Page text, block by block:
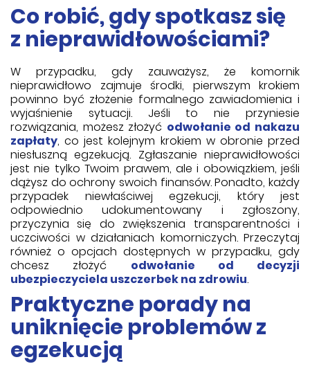
Co robić, gdy spotkasz się
z nieprawidłowościami?
W przypadku, gdy zauważysz, że komornik
nieprawidłowo zajmuje środki, pierwszym krokiem
powinno być złożenie formalnego zawiadomienia i
wyjaśnienie sytuacji. Jeśli to nie przyniesie
rozwiązania, możesz złożyć odwołanie od nakazu
zapłaty, co jest kolejnym krokiem w obronie przed
niesłuszną egzekucją. Zgłaszanie nieprawidłowości
jest nie tylko Twoim prawem, ale i obowiązkiem, jeśli
dążysz do ochrony swoich finansów. Ponadto, każdy
przypadek niewłaściwej egzekucji, który jest
odpowiednio udokumentowany i zgłoszony,
przyczynia się do zwiększenia transparentności i
uczciwości w działaniach komorniczych. Przeczytaj
również o opcjach dostępnych w przypadku, gdy
chcesz złożyć odwołanie od decyzji
ubezpieczyciela uszczerbek na zdrowiu.
Praktyczne porady na
uniknięcie problemów z
egzekucją